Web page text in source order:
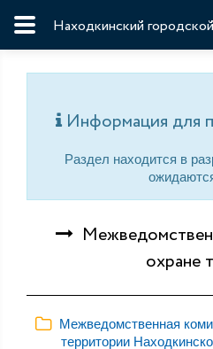
Находкинский
Информация для
Раздел находится в
охране
Межведомственная
территории